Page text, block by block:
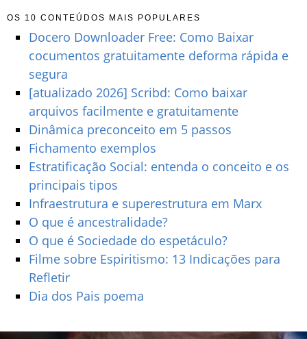
OS 10 CONTEÚDOS MAIS POPULARES
Docero Downloader Free: Como Baixar
cocumentos gratuitamente deforma rápida e
segura
[atualizado 2026] Scribd: Como baixar
arquivos facilmente e gratuitamente
Dinâmica preconceito em 5 passos
Fichamento exemplos
Estratificação Social: entenda o conceito e os
principais tipos
Infraestrutura e superestrutura em Marx
O que é ancestralidade?
O que é Sociedade do espetáculo?
Filme sobre Espiritismo: 13 Indicações para
Refletir
Dia dos Pais poema